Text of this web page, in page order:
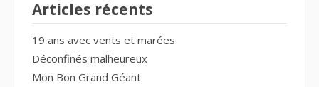
Articles récents
19 ans avec vents et marées
Déconfinés malheureux
Mon Bon Grand Géant